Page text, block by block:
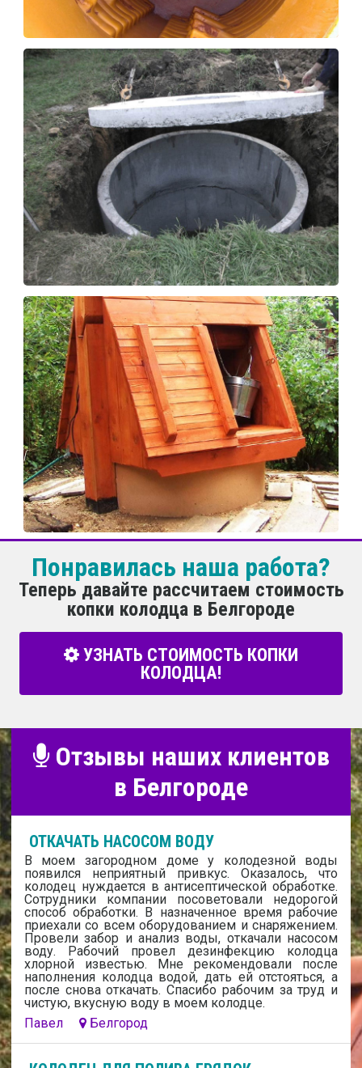
Понравилась наша работа?
Теперь давайте рассчитаем стоимость
копки колодца в Белгороде
УЗНАТЬ СТОИМОСТЬ КОПКИ
КОЛОДЦА!
Отзывы наших клиентов
в Белгороде
ОТКАЧАТЬ НАСОСОМ ВОДУ
В моем загородном доме у колодезной воды
появился неприятный привкус. Оказалось, что
колодец нуждается в антисептической обработке.
Сотрудники компании посоветовали недорогой
способ обработки. В назначенное время рабочие
приехали со всем оборудованием и снаряжением.
Провели забор и анализ воды, откачали насосом
воду. Рабочий провел дезинфекцию колодца
хлорной известью. Мне рекомендовали после
наполнения колодца водой, дать ей отстояться, а
после снова откачать. Спасибо рабочим за труд и
чистую, вкусную воду в моем колодце.
Павел
Белгород